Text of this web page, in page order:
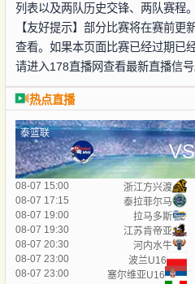
列表以及两队历史交锋、两队赛程。
【友好提示】部分比赛将在赛前更
查看。如果本页面比赛已经过期已
请进入178直播网查看最新直播信号
热点直播
泰篮联
VS
08-07 15:00 浙江方兴渡
08-07 17:15
泰拉菲尔马
08-07 19:00
拉马多斯
08-07 19:30
江苏肯帝亚
08-07 20:30
河内水牛
08-07 23:00
波兰U16
08-07 23:00
塞尔维亚U16